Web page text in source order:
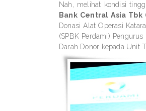
Nah, melihat kondisi
Bank Central Asia Tbk
Donasi Alat Operasi
(SPBK Perdami)
Darah Donor kepada Unit